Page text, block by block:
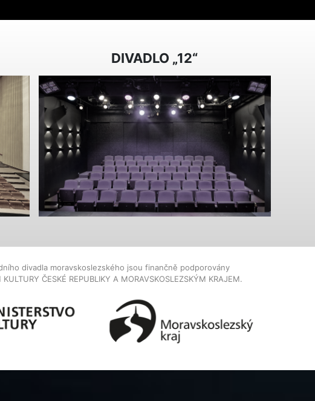
DIVADLO „12“
divadla moravskoslezského jsou finančně podporovány
KULTURY ČESKÉ REPUBLIKY A MORAVSKOSLEZSKÝM KRAJEM.